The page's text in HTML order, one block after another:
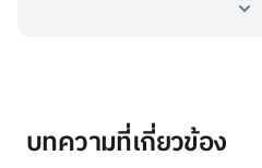
บทความที่เกี่ยวข้อง